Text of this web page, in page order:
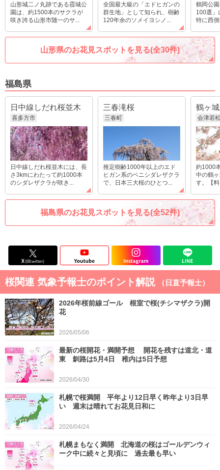
山形城二ノ丸跡である霞城公
園は、約1500本のサクラが
咲き誇る山形市随一のサ...
全国最大級の「エドヒガンの
群生地」として知られ、樹齢
120年余のソメイヨシノ...
鶴岡公
100選」
特に西
山形県のお花見スポットを見る(全30件)
福島県
日中線しだれ桜並木
喜多方市
日中線しだれ桜並木には、長
さ3kmにわたって約1000本
のシダレザクラが咲き...
三春滝桜
三春町
推定樹齢1000年以上のエド
ヒガン系のベニシダレザクラ
で、日本三大桜のひとつ...
鶴ヶ
会津若
約1000
中の鶴
す。【
福島県のお花見スポットを見る(全52件)
桜関連 気象予報士のポイント解説 （日直予報士）
2026年桜前線ゴール 根室で桜(チシマザクラ)開
花
2026/05/06
最新の桜開花・満開予想 開花を残すは道北・道
東 釧路は5月4日 稚内は5日予想
2026/04/30
札幌で桜満開 平年より12日早く昨年より3日早
い 週末は晴れてお花見日和に
2026/04/24
札幌まもなく満開 北海道の桜はゴールデンウィ
ーク中に続々と見頃に 過去最も早い